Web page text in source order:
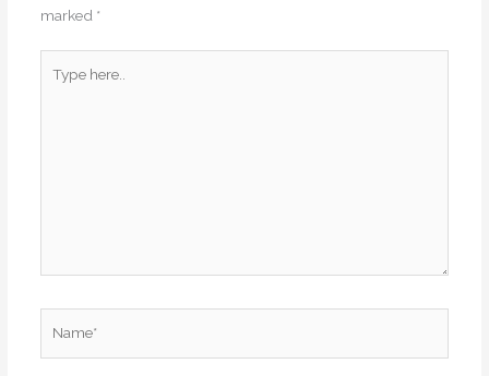
marked *
here..